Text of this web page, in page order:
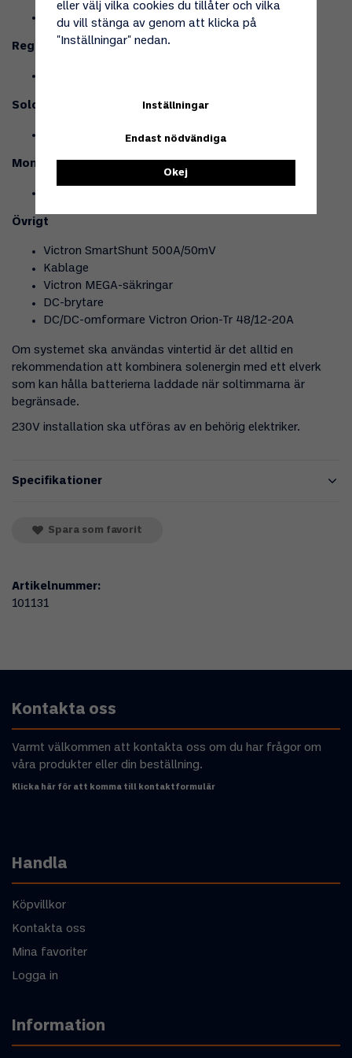
Specifikationer
1 ST Victron MultiPlus-II 48/3000/35-32 230V
Regulator
Solceller
3 ST Solpanel Sunwind 300W 24V
Montering solceller
Övrigt
Victron SmartShunt 500A/50mV
Kablage
Victron MEGA-säkringar
DC-brytare
DC/DC-omformare Victron Orion-Tr 48/12-20A
Om systemet ska användas vintertid är det alltid en
rekommendation att kombinera solenergin med ett elverk
som kan hålla batterierna laddade när soltimmarna är
begränsade.
230V installation ska utföras av en behörig elektriker.
Spara som favorit
Artikelnummer:
101131
Kontakta oss
Varmt välkommen att kontakta oss om du har frågor om
våra produkter eller din beställning.
Klicka här för att komma till kontaktformulär
Handla
Köpvillkor
Kontakta oss
Mina favoriter
Logga in
Information
eller välj vilka cookies du tillåter och vilka
du vill stänga av genom att klicka på
"Inställningar" nedan.
Inställningar
Endast nödvändiga
Okej